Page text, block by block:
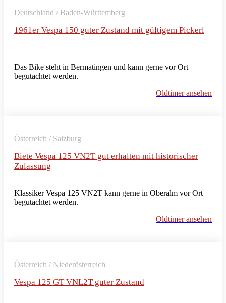
Deutschland / Baden-Württemberg
1961er Vespa 150 guter Zustand mit gültigem Pickerl
Das Bike steht in Bermatingen und kann gerne vor Ort
begutachtet werden.
Oldtimer ansehen
Österreich / Salzburg
Biete Vespa 125 VN2T gut erhalten mit historischer
Zulassung
Klassiker Vespa 125 VN2T kann gerne in Oberalm vor Ort
begutachtet werden.
Oldtimer ansehen
Österreich / Niederösterreich
Vespa 125 GT VNL2T guter Zustand